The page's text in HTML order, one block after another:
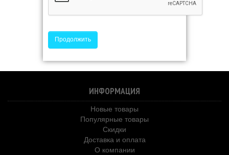
Продолжить
ИНФОРМАЦИЯ
Новые товары
Популярные товары
Скидки
Доставка и оплата
О компании